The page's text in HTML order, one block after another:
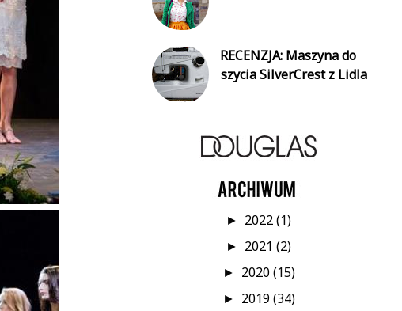
RECENZJA: Maszyna do
szycia SilverCrest z Lidla
► 2022(1)
► 2021(2)
► 2020(15)
► 2019(34)